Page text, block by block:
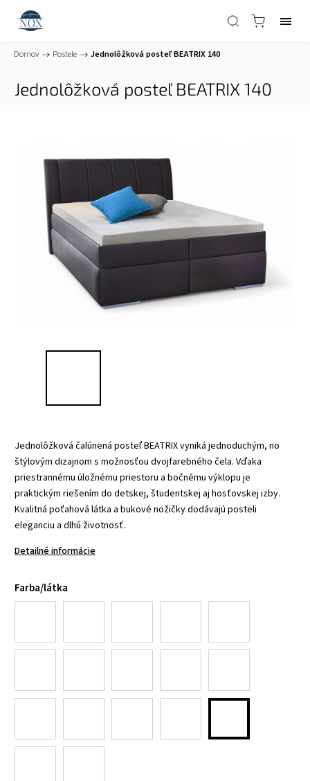
Domov / Postele / Jednolôžková posteľ BEATRIX 140
Jednolôžková posteľ BEATRIX 140
Jednolôžková čalúnená posteľ BEATRIX vyniká jednoduchým, no
štýlovým dizajnom s možnosťou dvojfarebného čela. Vďaka
priestrannému úložnému priestoru a bočnému výklopu je
praktickým riešením do detskej, študentskej aj hosťovskej izby.
Kvalitná poťahová látka a bukové nožičky dodávajú posteli
eleganciu a dlhú životnosť.
Detailné informácie
Farba/látka